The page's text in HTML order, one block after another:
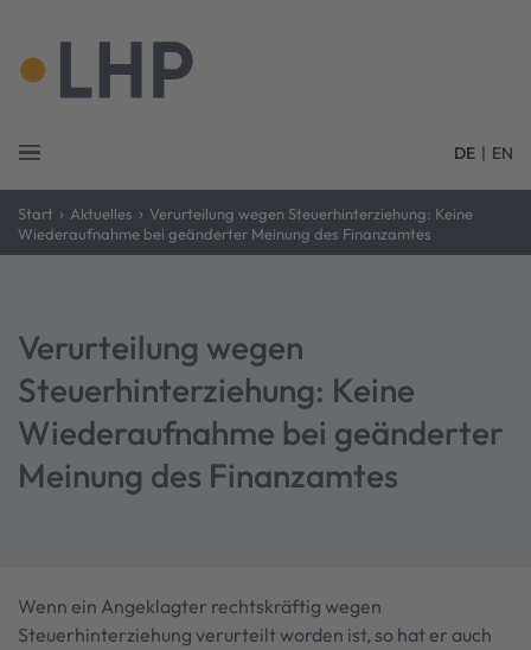
DE | EN
Start › Aktuelles › Verurteilung wegen Steuerhinterziehung: Keine
Wiederaufnahme bei geänderter Meinung des Finanzamtes
Verurteilung wegen
Steuerhinterziehung: Keine
Wiederaufnahme bei geänderter
Meinung des Finanzamtes
Wenn ein Angeklagter rechtskräftig wegen
Steuerhinterziehung verurteilt worden ist, so hat er auch